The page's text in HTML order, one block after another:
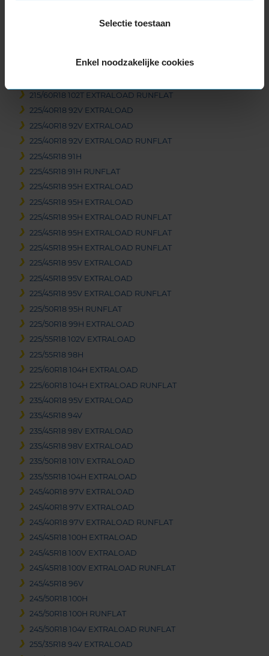
Selectie toestaan
Enkel noodzakelijke cookies
205/40R18 86V EXTRALOAD RUNFLAT
215/55R18 95H
215/60R18 102T EXTRALOAD RUNFLAT
225/40R18 92V EXTRALOAD
225/40R18 92V EXTRALOAD
225/40R18 92V EXTRALOAD RUNFLAT
225/45R18 91H
225/45R18 91H RUNFLAT
225/45R18 95H EXTRALOAD
225/45R18 95H EXTRALOAD
225/45R18 95H EXTRALOAD RUNFLAT
225/45R18 95H EXTRALOAD RUNFLAT
225/45R18 95H EXTRALOAD RUNFLAT
225/45R18 95V EXTRALOAD
225/45R18 95V EXTRALOAD
225/45R18 95V EXTRALOAD RUNFLAT
225/50R18 95H RUNFLAT
225/50R18 99H EXTRALOAD
225/55R18 102V EXTRALOAD
225/55R18 98H
225/60R18 104H EXTRALOAD
225/60R18 104H EXTRALOAD RUNFLAT
235/40R18 95V EXTRALOAD
235/45R18 94V
235/45R18 98V EXTRALOAD
235/45R18 98V EXTRALOAD
235/50R18 101V EXTRALOAD
235/55R18 104H EXTRALOAD
245/40R18 97V EXTRALOAD
245/40R18 97V EXTRALOAD
245/40R18 97V EXTRALOAD RUNFLAT
245/45R18 100H EXTRALOAD
245/45R18 100V EXTRALOAD
245/45R18 100V EXTRALOAD RUNFLAT
245/45R18 96V
245/50R18 100H
245/50R18 100H RUNFLAT
245/50R18 104V EXTRALOAD RUNFLAT
255/35R18 94V EXTRALOAD